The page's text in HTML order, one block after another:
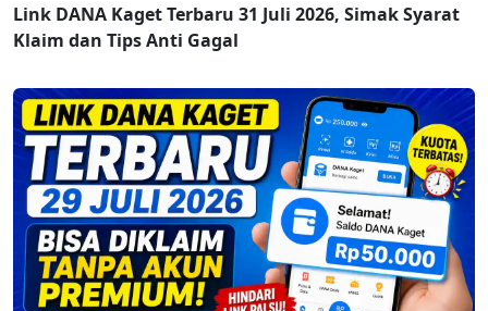
Link DANA Kaget Terbaru 31 Juli 2026, Simak Syarat
Klaim dan Tips Anti Gagal